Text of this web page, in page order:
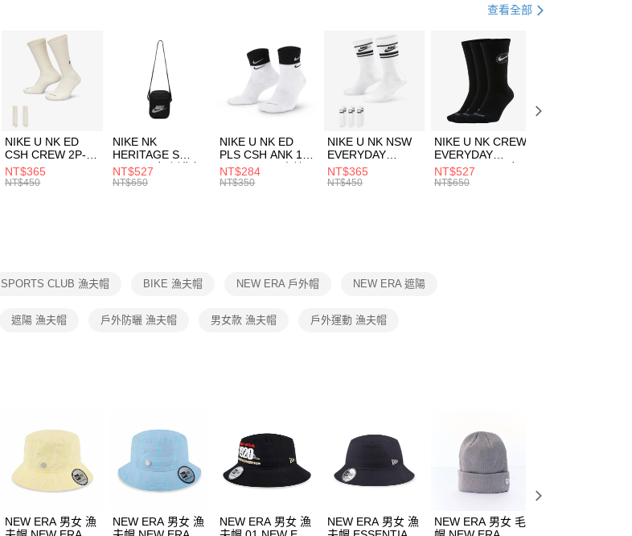
３．安心：先確認商品／服務後，再付款。
【「AFTEE先享後付」結帳流程】
１．於結帳方式選擇「AFTEE先享後付」後，將跳轉至「AFTEE先享後
付」結帳頁面，進行簡訊認證並確認金額後，即可完成結帳。
２．訂單成立數日內，您將收到繳費通知簡訊。
３．收到繳費通知簡訊後14天內，點擊此簡訊中的連結，可透過四大超商
／ATM／網路銀行／等多元方式進行付款，方視為交易完成。
※ 請注意：結帳手續完成當下不需立刻繳費，但若您需要取消訂單，請聯
絡購買商品的店家。未經商家同意取消之訂單仍視為有效，需透過AFTEE
先享後付繳納相關費用。
交易，需依本服務之必要範圍內提供個人資料，並將交易相關給付款項請
２．關於個人資料處理事宜，請瀏覽以下網址：
５．嚴禁一人註冊多個帳號或使用他人資訊註冊。若發現惡意使用之情
形，恩沛科技股份有限公司將有權停止該用戶之使用額度並採取法律行
動。
每筆NT$100，滿NT$1,500(含以上)免運費
每筆NT$100，滿NT$1,500(含以上)免運費
付款後門市自取
每筆NT$100，滿NT$1,500(含以上)免運費
查看全部
NIKE U NK ED
CSH CREW 2P-
144 EMBRDY 男
女 短統襪
NT$365
NT$450
NIKE NK
HERITAGE S
SMIT 男女 側背包
BA5871010
NT$527
NT$650
NIKE U NK ED
PLS CSH ANK 1P
144 DBL 男 中統
襪 DH4058104
NT$284
NT$350
NIKE U NK NSW
EVERYDAY
ESSENTIAL CR
男女 短統襪
NT$365
NT$450
NIKE U NK CREW
EVERYDAY
BBALL 3PR 男女
長統襪
NT$527
NT$650
SPORTS CLUB 漁夫帽 BIKE 漁夫帽 NEW ERA 戶外帽 NEW ERA 遮陽
遮陽 漁夫帽 戶外防曬 漁夫帽 男女款 漁夫帽 戶外運動 漁夫帽
NEW ERA 男女 漁
NEW ERA 男女 漁
NEW ERA 男女 漁
NEW ERA 男女 漁
NEW ERA 男女 毛